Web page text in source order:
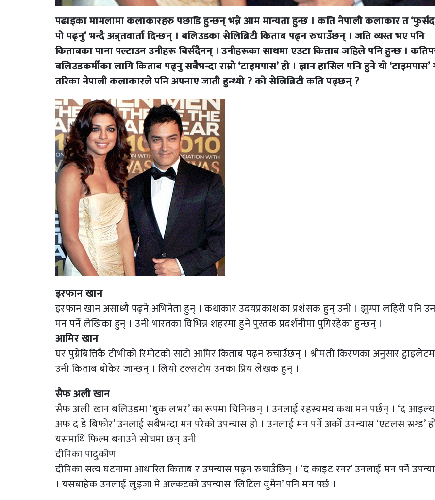
पढाइका मामलामा कलाकारहरु पछाडि हुन्छन् भन्ने आम मान्यता हुन्छ । कति नेपाली कलाकार त
पो पढ्नु’ भन्दै अन्र्तवार्ता दिन्छन् । बलिउडका सेलिब्रिटी किताब पढ्न रुचाउँछन् । जति व्यस्त भए पनि
किताबका पाना पल्टाउन उनीहरू बिर्संदैनन् । उनीहरूका साथमा एउटा किताब जहिले पनि हुन्छ ।
बलिउडकर्मीका लागि किताब पढ्नु सबैभन्दा राम्रो ‘टाइमपास’ हो । ज्ञान हासिल पनि हुने यो ‘टाइमपास’
तरिका नेपाली कलाकारले पनि अपनाए जाती हुन्थ्यो ? को सेलिब्रिटी कति पढ्छन् ?
इरफान खान
इरफान खान असाध्यै पढ्ने अभिनेता हुन् । कथाकार उदयप्रकाशका प्रशंसक हुन् उनी । झुम्पा लहिरी पनि
मन पर्ने लेखिका हुन् । उनी भारतका विभिन्न शहरमा हुने पुस्तक प्रदर्शनीमा पुगिरहेका हुन्छन् ।
आमिर खान
घर पुग्नेबित्तिकै टीभीको रिमोटको साटो आमिर किताब पढ्न रुचाउँछन् । श्रीमती किरणका अनुसार
उनी किताब बोकेर जान्छन् । लियो टल्सटोय उनका प्रिय लेखक हुन् ।
सैफ अली खान
सैफ अली खान बलिउडमा ‘बुक लभर’ का रूपमा चिनिन्छन् । उनलाई रहस्यमय कथा मन पर्छन् । ‘द
अफ द डे बिफोर’ उनलाई सबैभन्दा मन परेको उपन्यास हो । उनलाई मन पर्ने अर्काे उपन्यास ‘एटलस स्रग्ड’
यसमाथि फिल्म बनाउने सोचमा छन् उनी ।
दीपिका पादुकोण
दीपिका सत्य घटनामा आधारित किताब र उपन्यास पढ्न रुचाउँछिन् । ‘द काइट रनर’ उनलाई मन पर्ने
। यसबाहेक उनलाई लुइजा मे अल्कटको उपन्यास ‘लिटिल वुमेन’ पनि मन पर्छ ।